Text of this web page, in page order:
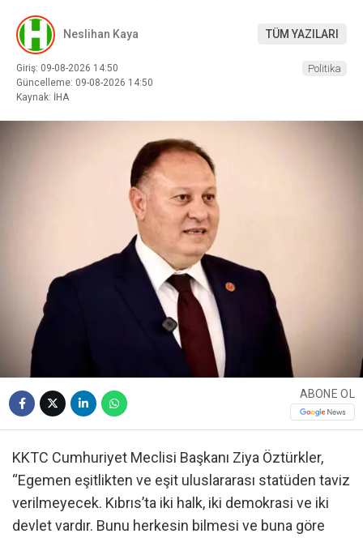
Neslihan Kaya TÜM YAZILARI
Giriş: 09-08-2026 14:50
Güncelleme: 09-08-2026 14:50
Kaynak: İHA
Politika
ABONE OL
KKTC Cumhuriyet Meclisi Başkanı Ziya Öztürkler,
“Egemen eşitlikten ve eşit uluslararası statüden taviz
verilmeyecek. Kıbrıs’ta iki halk, iki demokrasi ve iki
devlet vardır. Bunu herkesin bilmesi ve buna göre